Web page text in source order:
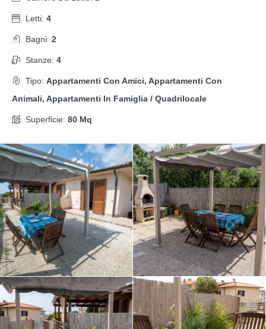
Letti: 4
Bagni: 2
Stanze: 4
Tipo: Appartamenti Con Amici, Appartamenti Con
Animali, Appartamenti In Famiglia / Quadrilocale
Superficie: 80 Mq